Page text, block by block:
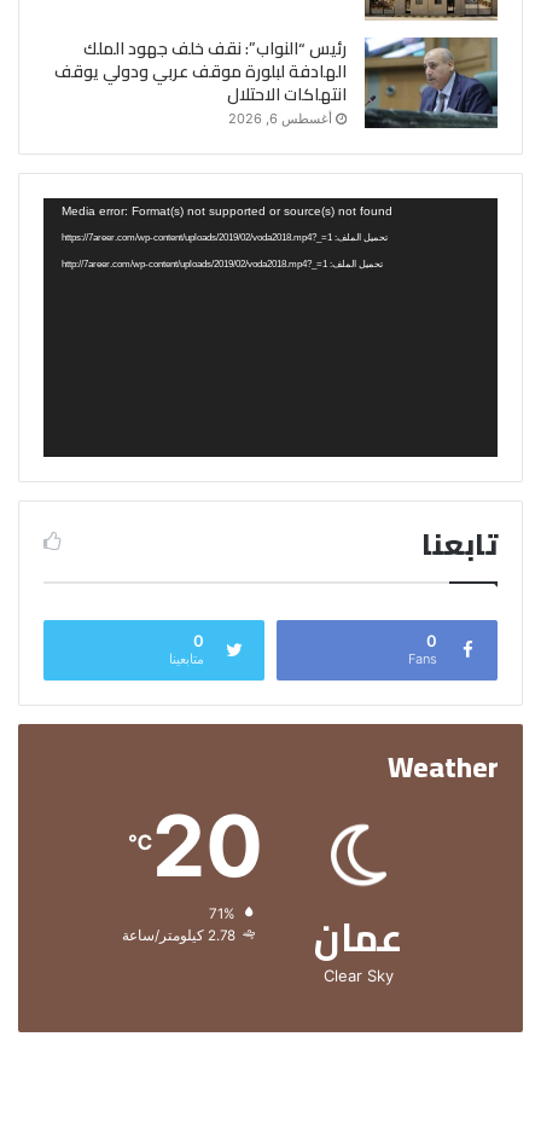
رئيس “النواب”: نقف خلف جهود الملك
الهادفة لبلورة موقف عربي ودولي يوقف
انتهاكات الاحتلال
أغسطس 6, 2026
Media error: Format(s) not supported or source(s) not found
تحميل الملف: https://7areer.com/wp-content/uploads/2019/02/voda2018.mp4?_=1
تحميل الملف: http://7areer.com/wp-content/uploads/2019/02/voda2018.mp4?_=1
تابعنا
0
Fans
0
متابعينا
Weather
عمان
Clear Sky
20
℃
الرطوبة:
الرياح: